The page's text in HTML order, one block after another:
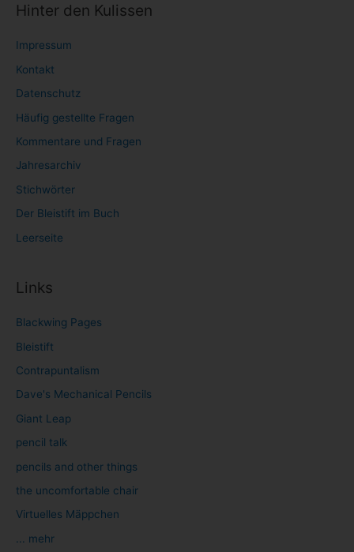
Hinter den Kulissen
Impressum
Kontakt
Datenschutz
Häufig gestellte Fragen
Kommentare und Fragen
Jahresarchiv
Stichwörter
Der Bleistift im Buch
Leerseite
Links
Blackwing Pages
Bleistift
Contrapuntalism
Dave's Mechanical Pencils
Giant Leap
pencil talk
pencils and other things
the uncomfortable chair
Virtuelles Mäppchen
... mehr